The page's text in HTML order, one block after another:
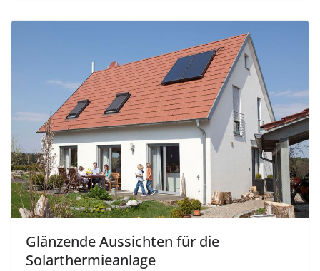
Glänzende Aussichten für die
Solarthermieanlage